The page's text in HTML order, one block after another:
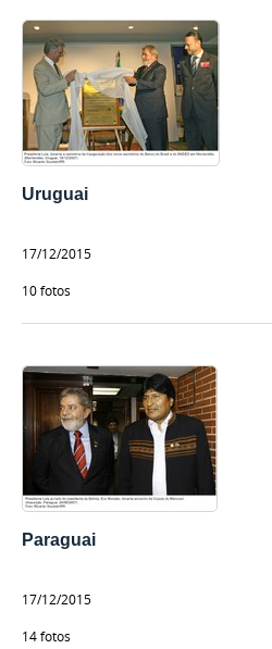
Uruguai
17/12/2015
10 fotos
Paraguai
17/12/2015
14 fotos